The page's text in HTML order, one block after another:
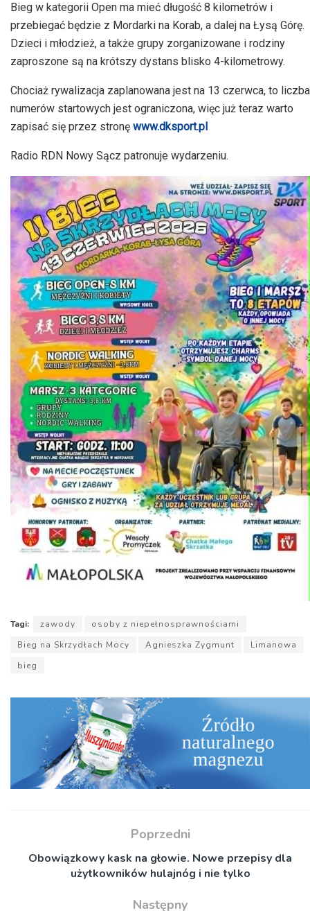
Bieg w kategorii Open ma mieć długość 8 kilometrów i
przebiegać będzie z Mordarki na Korab, a dalej na Łysą Górę.
Dzieci i młodzież, a także grupy zorganizowane i rodziny
zaproszone są na krótszy dystans blisko 4-kilometrowy.
Chociaż rywalizacja zaplanowana jest na 13 czerwca, to liczba
numerów startowych jest ograniczona, więc już teraz warto
zapisać się przez stronę www.dksport.pl
Radio RDN Nowy Sącz patronuje wydarzeniu.
Tagi: zawody
osoby z niepełnosprawnościami
Bieg na Skrzydłach Mocy
Agnieszka Zygmunt
Limanowa
bieg
Poprzedni
Obowiązkowy kask na głowie. Nowe przepisy dla
użytkowników hulajnóg i nie tylko
Następny